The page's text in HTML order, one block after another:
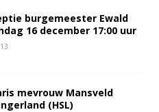
burgemeester Ewald
16 december 17:00 uur
mevrouw Mansveld
(HSL)